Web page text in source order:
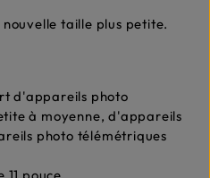
nouvelle taille plus petite.
d'appareils photo
à moyenne, d'appareils
photo télémétriques